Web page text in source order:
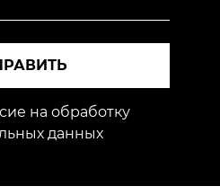
на обработку
данных